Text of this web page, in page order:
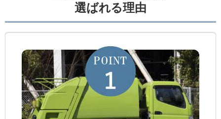
選ばれる理由